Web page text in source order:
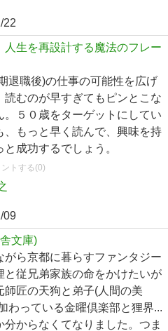
22
人生を再設計する魔法のフレー
退職後)の仕事の可能性を広げ
読むのが早すぎてもピンとこな
。５０歳をターゲットにしてい
、もっと早く読んで、興味を持
成功するでしょう。
ントする(0)
09
文庫)
がら京都に暮らすファンタジー
と従兄弟家族の命をかけたいが
師匠の天狗と弟子(人間の美
わっている金曜倶楽部と狸界...
からなくてなりました。つま